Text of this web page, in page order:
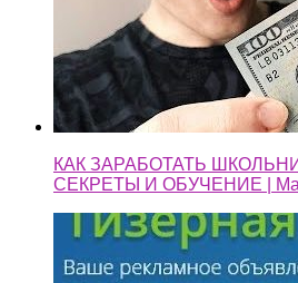
КАК ЗАРАБОТАТЬ
СЕКРЕТЫ И ОБУЧЕНИЕ |